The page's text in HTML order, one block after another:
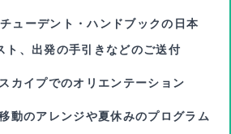
ューデント・ハンドブックの日本
ト、出発の手引きなどのご送付
カイプでのオリエンテーション
動のアレンジや夏休みのプログラム